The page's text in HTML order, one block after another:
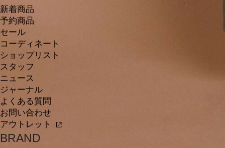
新着商品
予約商品
セール
コーディネート
ショップリスト
スタッフ
ニュース
ジャーナル
よくある質問
お問い合わせ
アウトレット
BRAND